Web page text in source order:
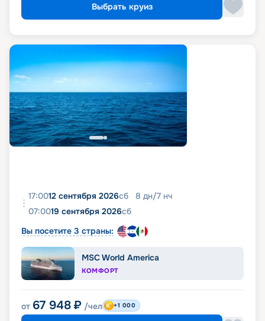
Выбрать круиз
17:0012 сентября 2026сб 8 дн/7 нч
07:0019 сентября 2026сб
Вы посетите 3 страны:
MSC World America
КОМФОРТ
от 67 948 ₽ /чел +1 000